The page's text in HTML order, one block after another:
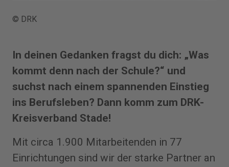
© DRK
In deinen Gedanken fragst du dich: „Was
kommt denn nach der Schule?“ und
suchst nach einem spannenden Einstieg
ins Berufsleben? Dann komm zum DRK-
Kreisverband Stade!
Mit circa 1.900 Mitarbeitenden in 77
Einrichtungen sind wir der starke Partner an